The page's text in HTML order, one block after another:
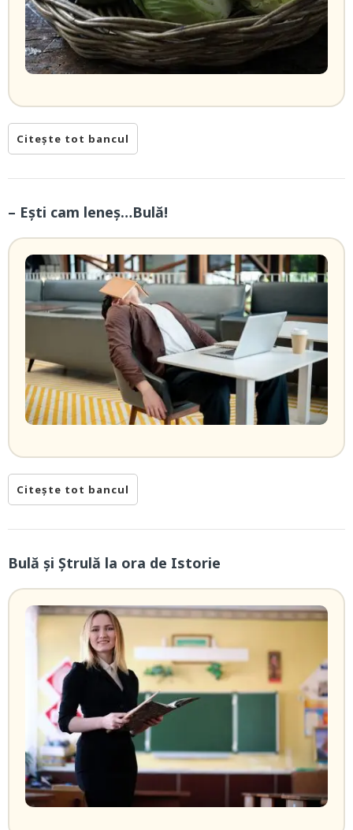
Citește tot bancul
– Eşti cam leneş…Bulă!
Citește tot bancul
Bulă și Ștrulă la ora de Istorie